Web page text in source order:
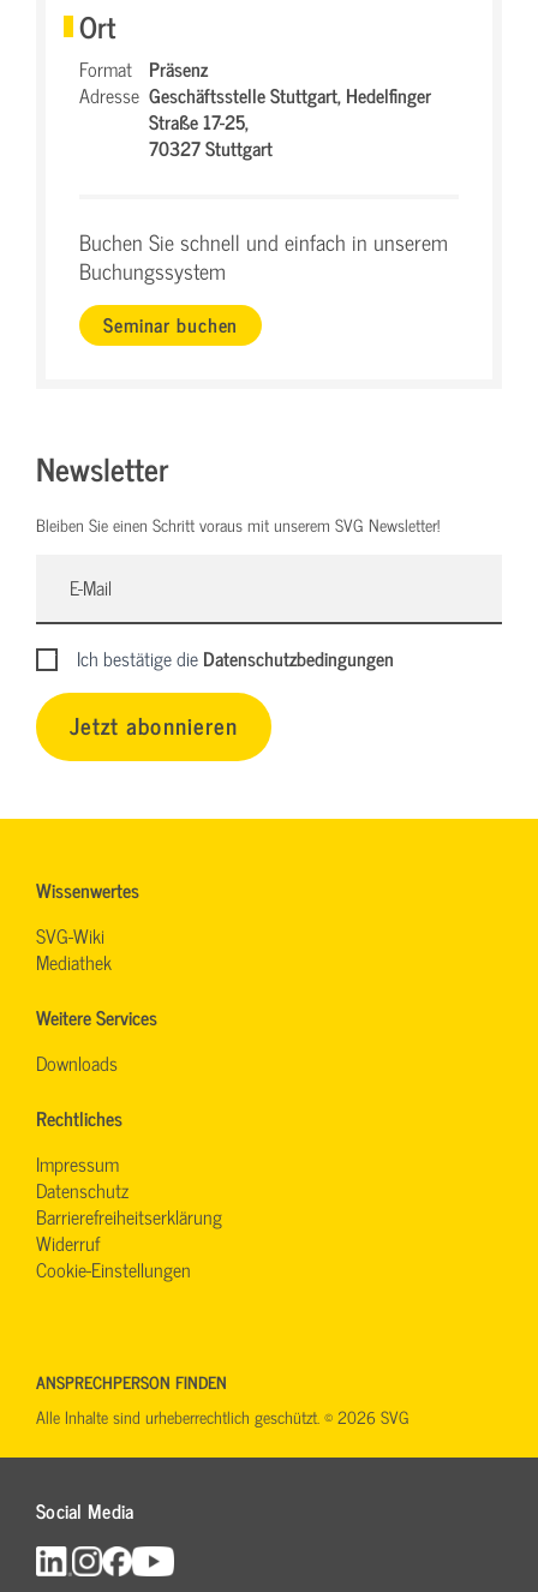
Ort
Format Präsenz
Adresse Geschäftsstelle Stuttgart,Hedelfinger
Straße 17-25,
70327 Stuttgart
Buchen Sie schnell und einfach in unserem
Buchungssystem
Seminar buchen
Newsletter
Bleiben Sie einen Schritt voraus mit unserem SVG Newsletter!
Ich bestätige dieDatenschutzbedingungen
Jetzt abonnieren
Wissenwertes
SVG-Wiki
Mediathek
Weitere Services
Downloads
Rechtliches
Impressum
Datenschutz
Barrierefreiheitserklärung
Widerruf
Cookie-Einstellungen
Social Media
ANSPRECHPERSON FINDEN
Alle Inhalte sind urheberrechtlich geschützt. © 2026 SVG